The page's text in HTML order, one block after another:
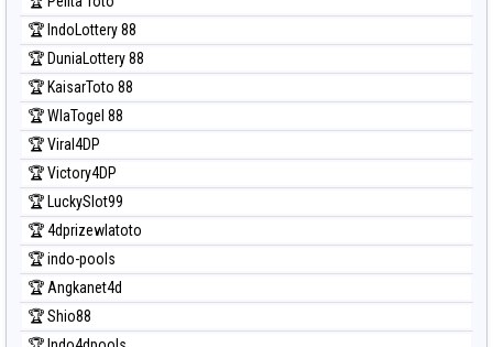
Prediksi Sydney Lottery
Prediksi Sydney Lottery 6d
Prediksi Sydney Lotto
Prediksi Sydney Pools 6d
Prediksi Taipei
Prediksi Taiwan
🏆 IndoLottery 88
🏆 DuniaLottery 88
🏆 KaisarToto 88
🏆 WlaTogel 88
🏆 Viral4DP
🏆 Victory4DP
🏆 LuckySlot99
🏆 4dprizewlatoto
🏆 indo-pools
🏆 Angkanet4d
🏆 Shio88